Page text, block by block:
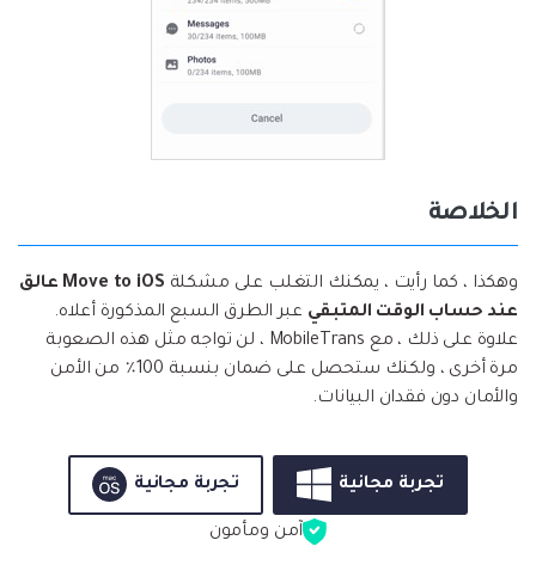
الخلاصة
وهكذا ، كما رأيت ، يمكنك التغلب على مشكلة
Move to iOS عالق
عند حساب الوقت المتبقي عبر الطرق السبع المذكورة أعلاه.
علاوة على ذلك ، مع MobileTrans ، لن تواجه مثل هذه الصعوبة
مرة أخرى ، ولكنك ستحصل على ضمان بنسبة 100٪ من الأمن
والأمان دون فقدان البيانات.
تجربة مجانية تجربة مجانية
آمن ومأمون